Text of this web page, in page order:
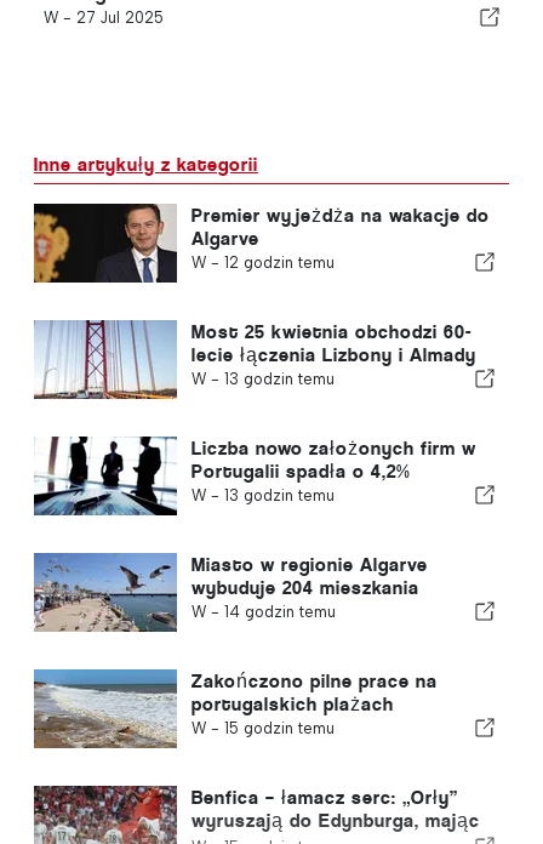
W - 27 Jul 2025
Inne artykuły z kategorii
Premier wyjeżdża na wakacje do
Algarve
W - 12 godzin temu
Most 25 kwietnia obchodzi 60-
lecie łączenia Lizbony i Almady
W - 13 godzin temu
Liczba nowo założonych firm w
Portugalii spadła o 4,2%
W - 13 godzin temu
Miasto w regionie Algarve
wybuduje 204 mieszkania
W - 14 godzin temu
Zakończono pilne prace na
portugalskich plażach
W - 15 godzin temu
Benfica – łamacz serc: „Orły”
wyruszają do Edynburga, mając